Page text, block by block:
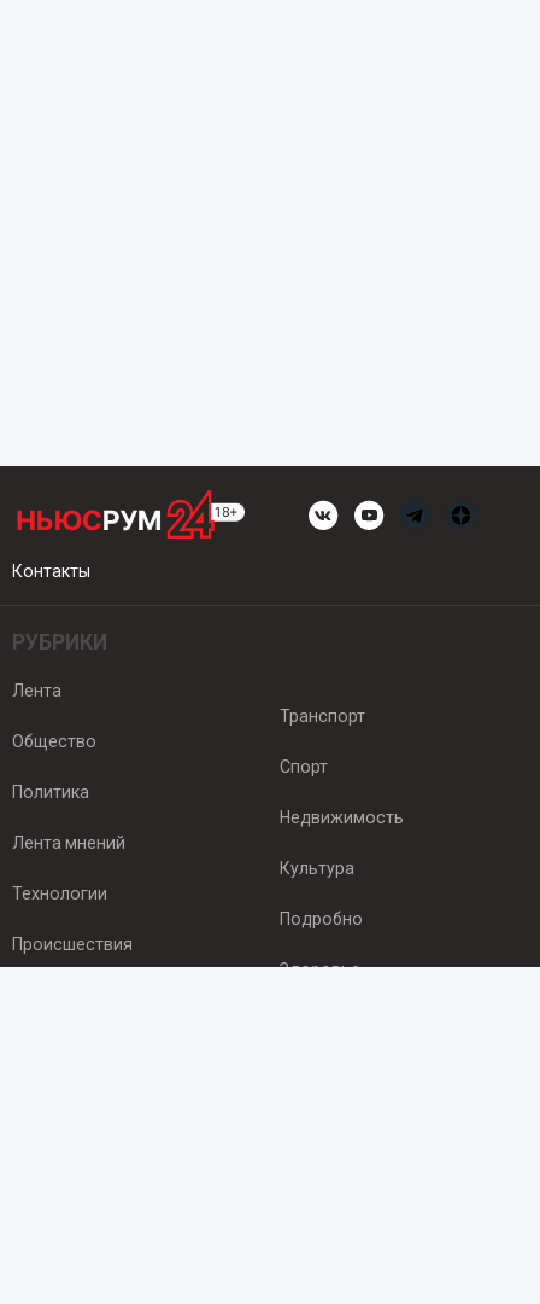
Контакты
РУБРИКИ
Лента
Общество
Политика
Лента мнений
Технологии
Происшествия
Транспорт
Спорт
Недвижимость
Культура
Подробно
Здоровье